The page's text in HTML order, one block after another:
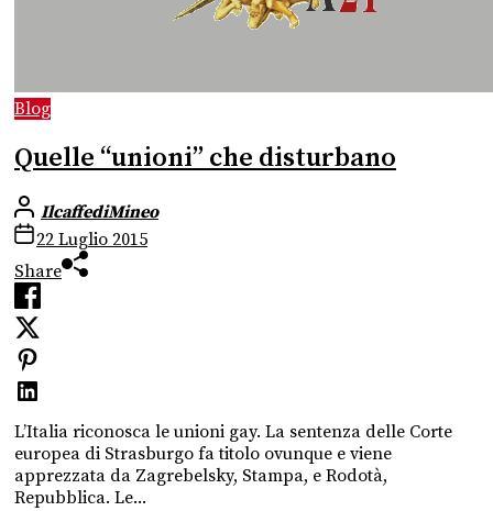
Blog
Quelle “unioni” che disturbano
IlcaffediMineo
22 Luglio 2015
Share
L’Italia riconosca le unioni gay. La sentenza delle Corte
europea di Strasburgo fa titolo ovunque e viene
apprezzata da Zagrebelsky, Stampa, e Rodotà,
Repubblica. Le...